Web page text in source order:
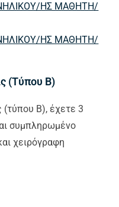
ΗΣ ΜΑΘΗΤΗ/
ΗΣ ΜΑΘΗΤΗ/
(Τύπου Β)
(τύπου Β), έχετε 3
συμπληρωμένο
χειρόγραφη